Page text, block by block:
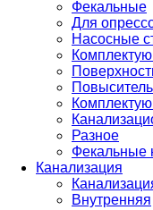
Фекальные
Для
Насосные
Разное
Фекальные
Канализация
Внутренняя